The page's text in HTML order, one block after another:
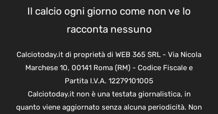
Il calcio ogni giorno come non ve lo
racconta nessuno
Calciotoday.it di proprietà di WEB 365 SRL - Via Nicola
Marchese 10, 00141 Roma (RM) - Codice Fiscale e
Partita I.V.A. 12279101005
Calciotoday.it non è una testata giornalistica, in
quanto viene aggiornato senza alcuna periodicità. Non